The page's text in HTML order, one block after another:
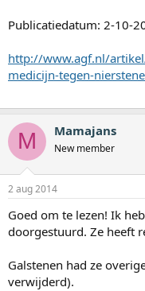
Publicatiedatum: 2-10-
http://www.agf.nl/
medicijn-tegen-
M Mamajans
New member
2 aug 2014
Goed om te lezen! Ik
doorgestuurd. Ze heeft
Galstenen had ze
verwijderd).